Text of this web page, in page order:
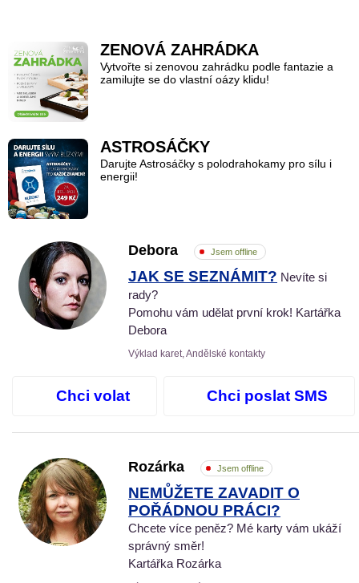
ZENOVÁ ZAHRÁDKA
Vytvořte si zenovou zahrádku podle fantazie a
zamilujte se do vlastní oázy klidu!
ASTROSÁČKY
Darujte Astrosáčky s polodrahokamy pro sílu i
energii!
Debora Jsem offline
JAK SE SEZNÁMIT? Nevíte si
rady?
Pomohu vám udělat první krok! Kartářka
Debora
Výklad karet, Andělské kontakty
Chci volat Chci poslat SMS
Rozárka Jsem offline
NEMŮŽETE ZAVADIT O
POŘÁDNOU PRÁCI?
Chcete více peněz? Mé karty vám ukáží
správný směr!
Kartářka Rozárka